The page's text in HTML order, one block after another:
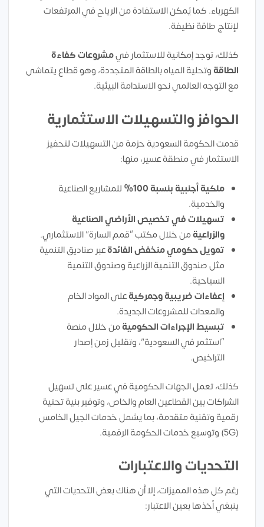
الكهرباء. كما يُمكن الاستفادة من الرياح في المرتفعات
لإنتاج طاقة نظيفة.
كذلك، توجد إمكانية للاستثمار فيمشروعات كفاءة
الطاقة وتحلية المياه بالطاقة المتجددة، وهو قطاع يتماشى
مع التوجه العالمي نحو الاستدامة البيئية.
الحوافز والتسهيلات الاستثمارية
قدمت الحكومة السعودية حزمة من التسهيلات لتحفيز
الاستثمار في منطقة عسير، منها:
ملكية أجنبية بنسبة 100%
للمشاريع الصناعية
والخدمية.
تسهيلات في تخصيص الأراضي الصناعية
والزراعيةمن خلال مكتب “قمم السارة” الاستثماري.
تمويل حكومي منخفض الفائدةعبر صناديق التنمية
مثل صندوق التنمية الزراعية وصندوق التنمية
السياحية.
إعفاءات ضريبية وجمركيةعلى المواد الخام
والمعدات للمشروعات الجديدة.
تبسيط الإجراءات الحكوميةمن خلال منصة
“استثمر في السعودية”، وتقليل زمن إصدار
التراخيص.
كذلك، تعمل الجهات الحكومية في عسير على تسهيل
الشراكات بين القطاعين العام والخاص، وتوفير بنية تحتية
رقمية وتقنية متقدمة، بما يشمل خدمات الجيل الخامس
(5G) وتوسيع خدمات الحكومة الرقمية.
التحديات والاعتبارات
رغم كل هذه المميزات، إلا أن هناك بعض التحديات التي
ينبغي أخذها بعين الاعتبار: